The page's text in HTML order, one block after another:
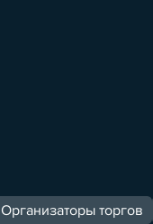
Организаторы торгов